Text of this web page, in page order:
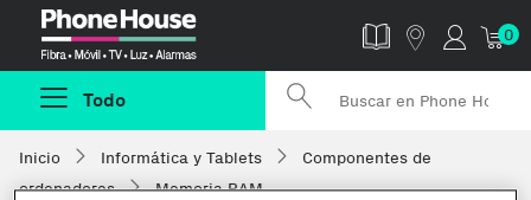
0
Todo
Inicio Informática y Tablets
Componentes de
ordenadores
Memoria RAM